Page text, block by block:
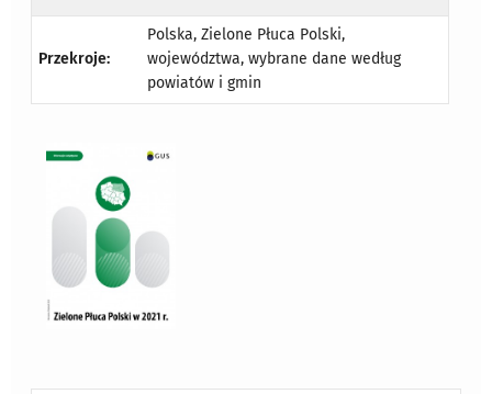
Przekroje:
Polska, Zielone Płuca Polski,
województwa, wybrane dane według
powiatów i gmin